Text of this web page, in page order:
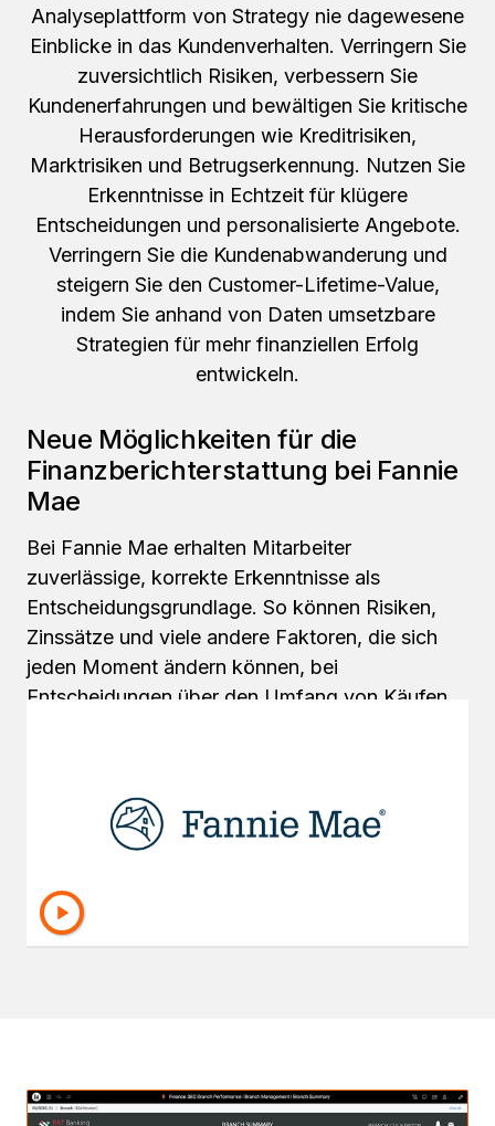
Analyseplattform von Strategy nie dagewesene
Einblicke in das Kundenverhalten. Verringern Sie
zuversichtlich Risiken, verbessern Sie
Kundenerfahrungen und bewältigen Sie kritische
Herausforderungen wie Kreditrisiken,
Marktrisiken und Betrugserkennung. Nutzen Sie
Erkenntnisse in Echtzeit für klügere
Entscheidungen und personalisierte Angebote.
Verringern Sie die Kundenabwanderung und
steigern Sie den Customer-Lifetime-Value,
indem Sie anhand von Daten umsetzbare
Strategien für mehr finanziellen Erfolg
entwickeln.
Neue Möglichkeiten für die
Finanzberichterstattung bei Fannie
Mae
Bei Fannie Mae erhalten Mitarbeiter
zuverlässige, korrekte Erkenntnisse als
Entscheidungsgrundlage. So können Risiken,
Zinssätze und viele andere Faktoren, die sich
jeden Moment ändern können, bei
Entscheidungen über den Umfang von Käufen
Geschäftsentscheidungen zu treffen, die die
Marktliquidität ermöglichen.
Anwendungsfall von Fannie Mae in ihrer
World Session